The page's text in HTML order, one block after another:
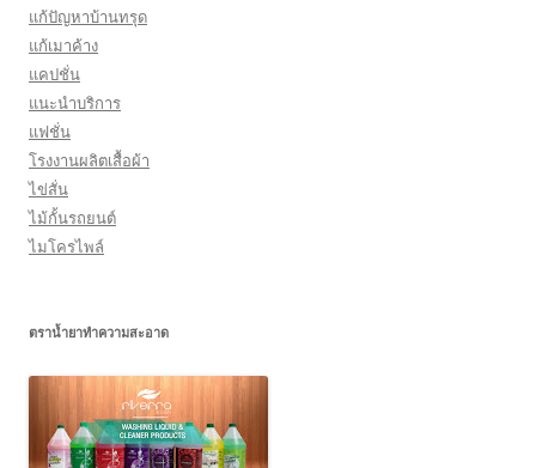
แก้ปัญหาบ้านทรุด
แก้เมาค้าง
แคปชั่น
แนะนำบริการ
แฟชั่น
โรงงานผลิตเสื้อผ้า
ไข่สั่น
ไม้กั้นรถยนต์
ไมโครไพล์
ตราน้ำยาทำความสะอาด